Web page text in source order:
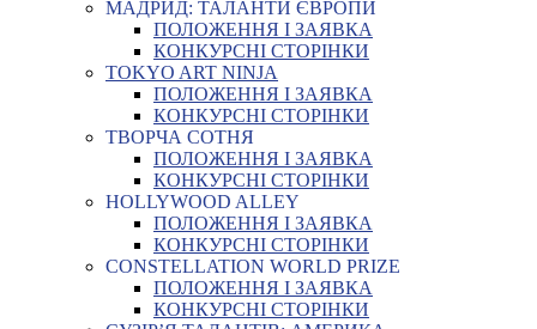
МАДРИД: ТАЛАНТИ ЄВРОПИ
ПОЛОЖЕННЯ І ЗАЯВКА
КОНКУРСНІ СТОРІНКИ
TOKYO ART NINJA
ПОЛОЖЕННЯ І ЗАЯВКА
КОНКУРСНІ СТОРІНКИ
ТВОРЧА СОТНЯ
ПОЛОЖЕННЯ І ЗАЯВКА
КОНКУРСНІ СТОРІНКИ
HOLLYWOOD ALLEY
ПОЛОЖЕННЯ І ЗАЯВКА
КОНКУРСНІ СТОРІНКИ
CONSTELLATION WORLD PRIZE
ПОЛОЖЕННЯ І ЗАЯВКА
КОНКУРСНІ СТОРІНКИ